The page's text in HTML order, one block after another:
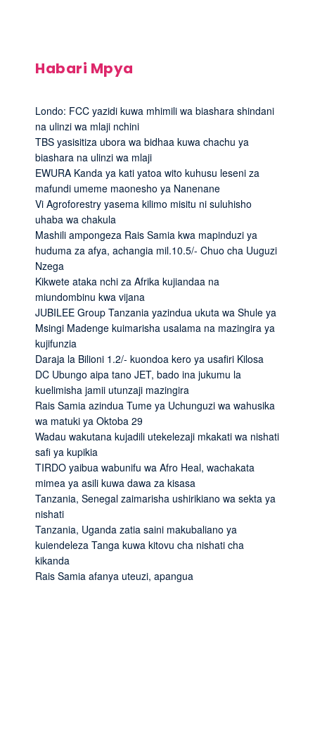
Habari Mpya
Londo: FCC yazidi kuwa mhimili wa biashara shindani
na ulinzi wa mlaji nchini
TBS yasisitiza ubora wa bidhaa kuwa chachu ya
biashara na ulinzi wa mlaji
EWURA Kanda ya kati yatoa wito kuhusu leseni za
mafundi umeme maonesho ya Nanenane
Vi Agroforestry yasema kilimo misitu ni suluhisho
uhaba wa chakula
Mashili ampongeza Rais Samia kwa mapinduzi ya
huduma za afya, achangia mil.10.5/- Chuo cha Uuguzi
Nzega
Kikwete ataka nchi za Afrika kujiandaa na
miundombinu kwa vijana
JUBILEE Group Tanzania yazindua ukuta wa Shule ya
Msingi Madenge kuimarisha usalama na mazingira ya
kujifunzia
Daraja la Bilioni 1.2/- kuondoa kero ya usafiri Kilosa
DC Ubungo aipa tano JET, bado ina jukumu la
kuelimisha jamii utunzaji mazingira
Rais Samia azindua Tume ya Uchunguzi wa wahusika
wa matuki ya Oktoba 29
Wadau wakutana kujadili utekelezaji mkakati wa nishati
safi ya kupikia
TIRDO yaibua wabunifu wa Afro Heal, wachakata
mimea ya asili kuwa dawa za kisasa
Tanzania, Senegal zaimarisha ushirikiano wa sekta ya
nishati
Tanzania, Uganda zatia saini makubaliano ya
kuiendeleza Tanga kuwa kitovu cha nishati cha
kikanda
Rais Samia afanya uteuzi, apangua